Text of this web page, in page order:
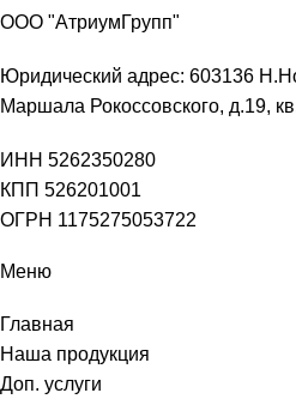
ООО "АтриумГрупп"
Юридический адрес: 603136
Маршала Рокоссовского, д.19,
ИНН 5262350280
КПП 526201001
ОГРН 1175275053722
Меню
Главная
Наша продукция
Доп. услуги